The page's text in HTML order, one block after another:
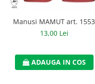
Semnalizare rutiera
Manusi MAMUT art. 1553
13,00 Lei
ADAUGA IN COS